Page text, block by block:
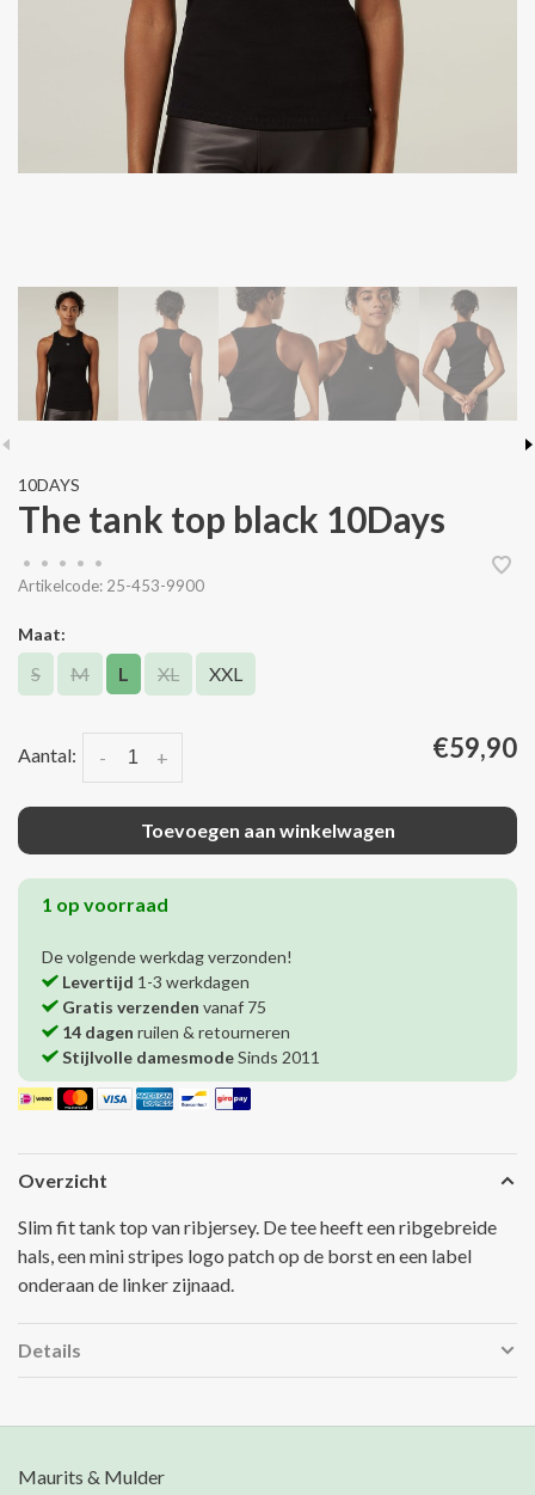
10DAYS
The tank top black 10Days
• • • •
•
Artikelcode: 25-453-9900
Maat:
S M L XL XXL
Aantal: +
- €59,90
Toevoegen aan winkelwagen
1 op voorraad
De volgende werkdag verzonden!
Levertijd 1-3 werkdagen
Gratis verzenden vanaf 75
14 dagen ruilen & retourneren
Stijlvolle damesmodeSinds 2011
Overzicht
Slim fit tank top van ribjersey. De tee heeft een ribgebreide
hals, een mini stripes logo patch op de borst en een label
onderaan de linker zijnaad.
Details
Maurits & Mulder